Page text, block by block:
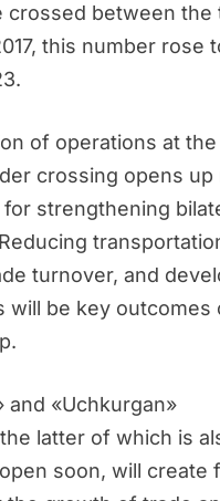
crossed between the
this number rose
of operations at the
crossing opens up
strengthening
turnover, and
will be key outcomes
and «Uchkurgan»
latter of which is
soon, will create